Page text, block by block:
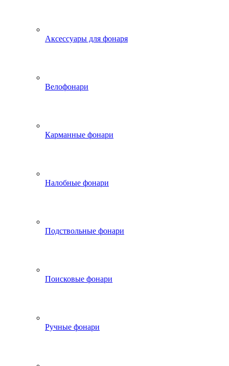
Аксессуары для фонаря
Велофонари
Карманные фонари
Налобные фонари
Подствольные фонари
Поисковые фонари
Ручные фонари